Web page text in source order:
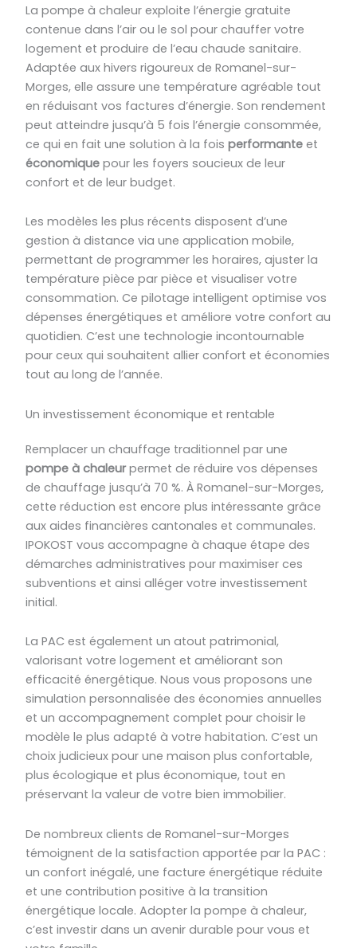
La pompe à chaleur exploite l’énergie gratuite
contenue dans l’air ou le sol pour chauffer votre
logement et produire de l’eau chaude sanitaire.
Adaptée aux hivers rigoureux de Romanel-sur-
Morges, elle assure une température agréable tout
en réduisant vos factures d’énergie. Son rendement
peut atteindre jusqu’à 5 fois l’énergie consommée,
ce qui en fait une solution à la fois performante et
économique pour les foyers soucieux de leur
confort et de leur budget.
Les modèles les plus récents disposent d’une
gestion à distance via une application mobile,
permettant de programmer les horaires, ajuster la
température pièce par pièce et visualiser votre
consommation. Ce pilotage intelligent optimise vos
dépenses énergétiques et améliore votre confort au
quotidien. C’est une technologie incontournable
pour ceux qui souhaitent allier confort et économies
tout au long de l’année.
Un investissement économique et rentable
Remplacer un chauffage traditionnel par une
pompe à chaleurpermet de réduire vos dépenses
de chauffage jusqu’à 70 %. À Romanel-sur-Morges,
cette réduction est encore plus intéressante grâce
aux aides financières cantonales et communales.
IPOKOST vous accompagne à chaque étape des
démarches administratives pour maximiser ces
subventions et ainsi alléger votre investissement
initial.
La PAC est également un atout patrimonial,
valorisant votre logement et améliorant son
efficacité énergétique. Nous vous proposons une
simulation personnalisée des économies annuelles
et un accompagnement complet pour choisir le
modèle le plus adapté à votre habitation. C’est un
choix judicieux pour une maison plus confortable,
plus écologique et plus économique, tout en
préservant la valeur de votre bien immobilier.
De nombreux clients de Romanel-sur-Morges
témoignent de la satisfaction apportée par la PAC :
un confort inégalé, une facture énergétique réduite
et une contribution positive à la transition
énergétique locale. Adopter la pompe à chaleur,
c’est investir dans un avenir durable pour vous et